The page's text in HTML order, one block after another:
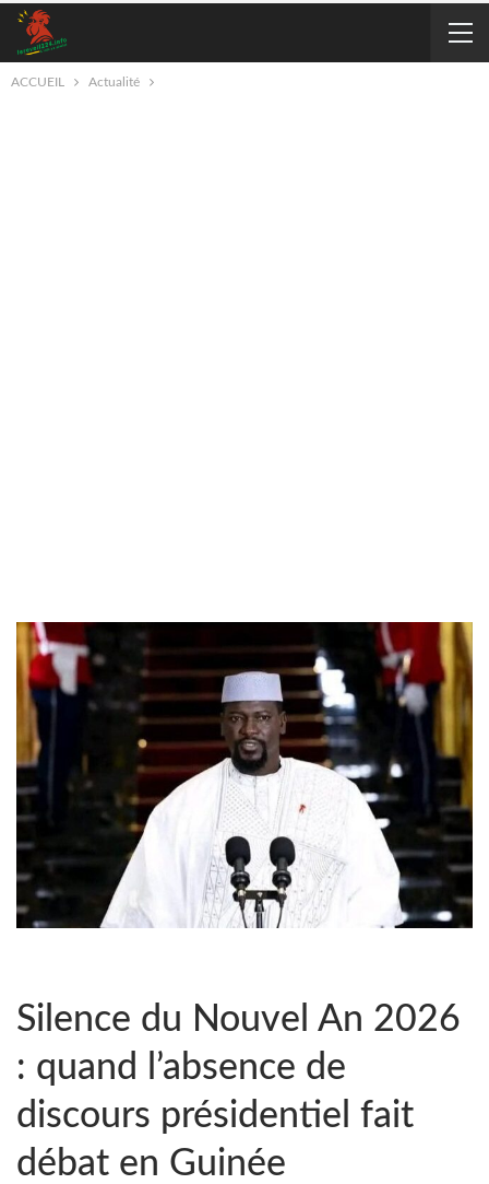
ACCUEIL Actualité
Silence du Nouvel An 2026
: quand l’absence de
discours présidentiel fait
débat en Guinée